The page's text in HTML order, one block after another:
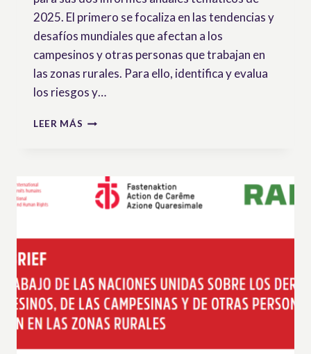
2025. El primero se focaliza en las tendencias y
desafíos mundiales que afectan a los
campesinos y otras personas que trabajan en
las zonas rurales. Para ello, identifica y evalua
los riesgos y…
LEER MÁS RESPUESTAS
LLAMADA
CONTRIBUCIONES
GRUPO
DE
LA
ONU
SOBRE